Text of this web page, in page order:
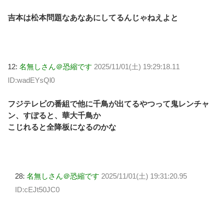
吉本は松本問題なあなあにしてるんじゃねえよと
12: 名無しさん＠恐縮です 2025/11/01(土) 19:29:18.11
ID:wadEYsQl0
フジテレビの番組で他に千鳥が出てるやつって鬼レンチャ
ン、すぽると、華大千鳥か
こじれると全降板になるのかな
28: 名無しさん＠恐縮です 2025/11/01(土) 19:31:20.95
ID:cEJt50JC0